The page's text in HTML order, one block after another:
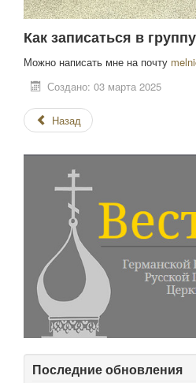
Как записаться в
Можно написать мне на почту
Создано: 03 марта 2025
Назад
Последние обновления